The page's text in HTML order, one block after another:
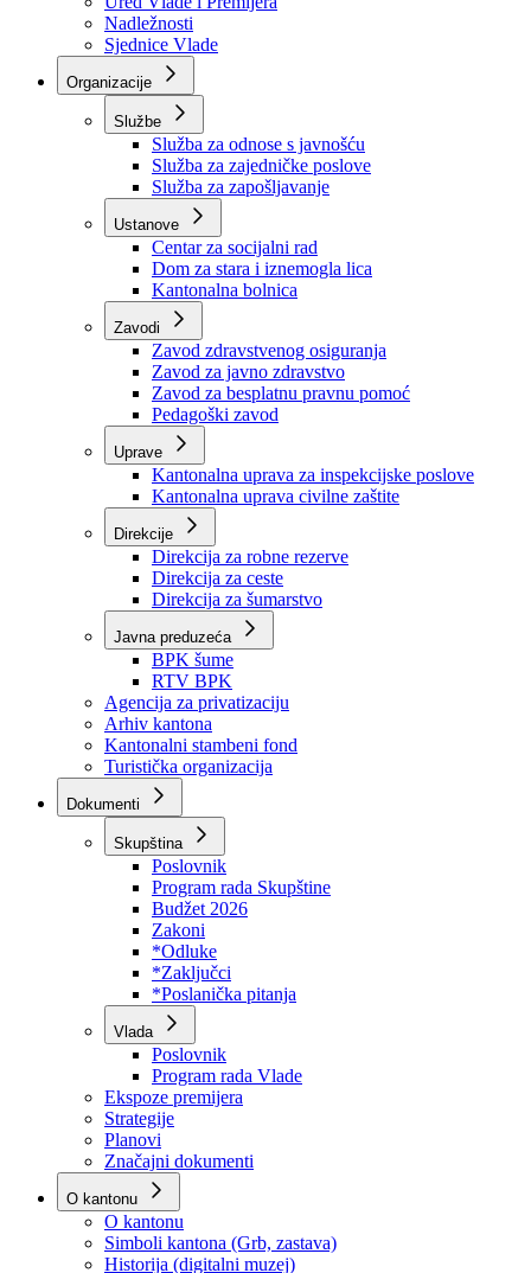
Ministarstvo za boračka pitanja
Ministarstvo za finansije
Ured Vlade i Premijera
Nadležnosti
Sjednice Vlade
Organizacije
Službe
Služba za odnose s javnošću
Služba za zajedničke poslove
Služba za zapošljavanje
Ustanove
Centar za socijalni rad
Dom za stara i iznemogla lica
Kantonalna bolnica
Zavodi
Zavod zdravstvenog osiguranja
Zavod za javno zdravstvo
Zavod za besplatnu pravnu pomoć
Pedagoški zavod
Kantonalna uprava za inspekcijske poslove
Kantonalna uprava civilne zaštite
Direkcije
Direkcija za robne rezerve
Direkcija za ceste
Direkcija za šumarstvo
Javna preduzeća
BPK šume
RTV BPK
Agencija za privatizaciju
Arhiv kantona
Kantonalni stambeni fond
Turistička organizacija
Dokumenti
Skupština
Poslovnik
Program rada Skupštine
Budžet 2026
Zakoni
*Odluke
*Zaključci
*Poslanička pitanja
Vlada
Poslovnik
Program rada Vlade
Ekspoze premijera
Strategije
Planovi
Značajni dokumenti
O kantonu